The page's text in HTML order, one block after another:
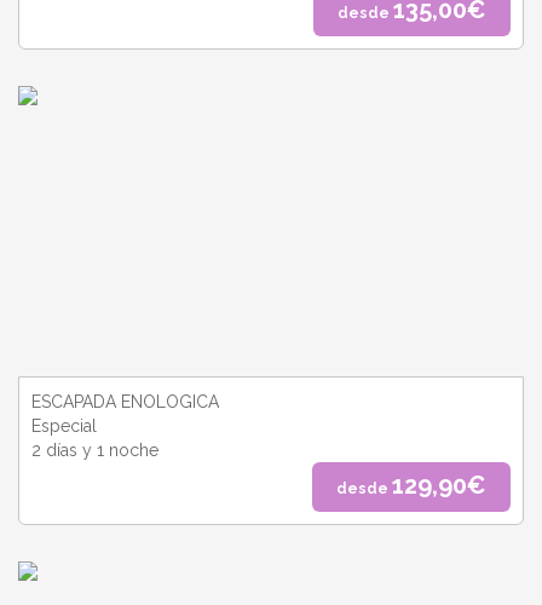
desde 135,00€
ESCAPADA ENOLOGICA
Especial
2 días y 1 noche
desde 129,90€